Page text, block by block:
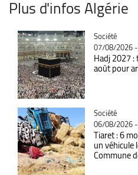
Plus d'infos Algérie
Catégorie
Société
07/08/2026
Hadj 2027
août pour
Catégorie
Société
06/08/2026
Tiaret : 6
un véhicule
Commune